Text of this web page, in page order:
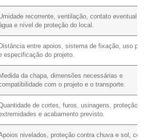
recorrente, ventilação, contato eventual
e nível de proteção do local.
Distância entre apoios, sistema de fixação, uso
especificação do projeto.
Medida da chapa, dimensões necessárias e
com o projeto e o transporte.
de cortes, furos, usinagens, proteção
e acabamento previsto.
nivelados, proteção contra chuva e sol,